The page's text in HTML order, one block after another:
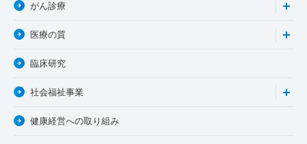
がん診療
医療の質
臨床研究
社会福祉事業
健康経営への取り組み